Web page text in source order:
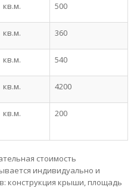
кв.м. 500
кв.м. 360
кв.м. 540
кв.м. 4200
кв.м. 200
стоимость
индивидуально и
конструкция крыши, площадь